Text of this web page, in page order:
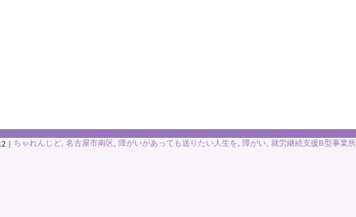
ちゃれんじど 名古屋市南区 障がいがあっても送りたい人生を 障がい 就労継続支援B型事業所